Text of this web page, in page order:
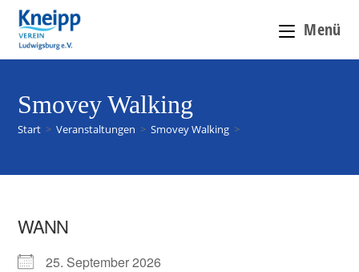
Menü
Smovey Walking
Start > Veranstaltungen > Smovey Walking >
WANN
25. September 2026